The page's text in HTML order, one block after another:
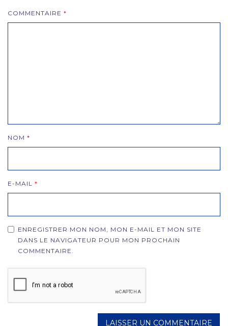
COMMENTAIRE *
NOM *
E-MAIL *
ENREGISTRER MON NOM, MON E-MAIL ET MON SITE
DANS LE NAVIGATEUR POUR MON PROCHAIN
COMMENTAIRE.